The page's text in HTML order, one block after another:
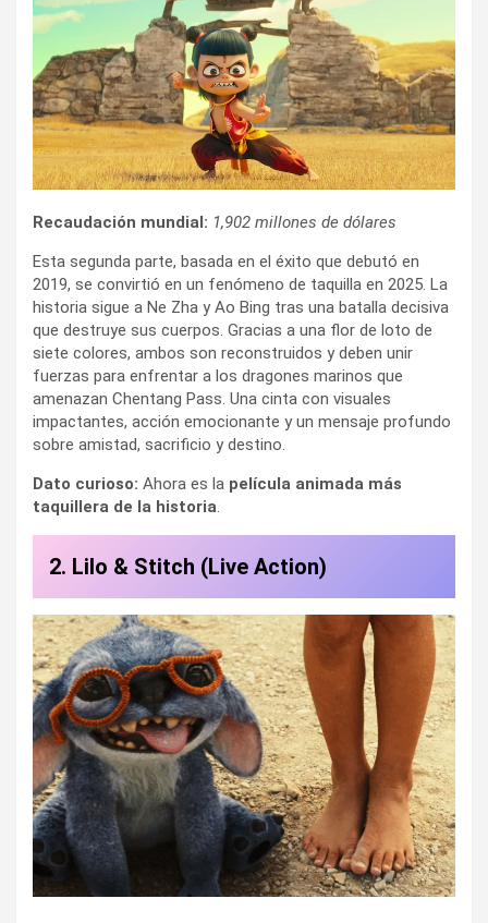
Recaudación mundial: 1,902 millones de dólares
Esta segunda parte, basada en el éxito que debutó en
2019, se convirtió en un fenómeno de taquilla en 2025. La
historia sigue a Ne Zha y Ao Bing tras una batalla decisiva
que destruye sus cuerpos. Gracias a una flor de loto de
siete colores, ambos son reconstruidos y deben unir
fuerzas para enfrentar a los dragones marinos que
amenazan Chentang Pass. Una cinta con visuales
impactantes, acción emocionante y un mensaje profundo
sobre amistad, sacrificio y destino.
Dato curioso: Ahora es la película animada más
taquillera de la historia.
2. Lilo & Stitch (Live Action)